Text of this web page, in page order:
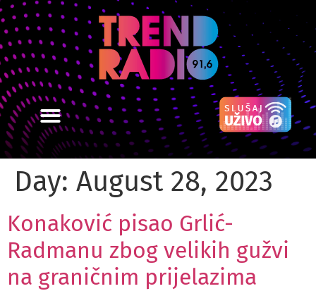
Day: August 28, 2023
Konaković pisao Grlić-
Radmanu zbog velikih gužvi
na graničnim prijelazima